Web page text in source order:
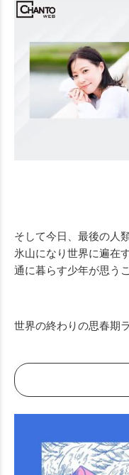
そして今日、最後の人
氷山になり世界に遍在
通に暮らす少年が思う
世界の終わりの思春期